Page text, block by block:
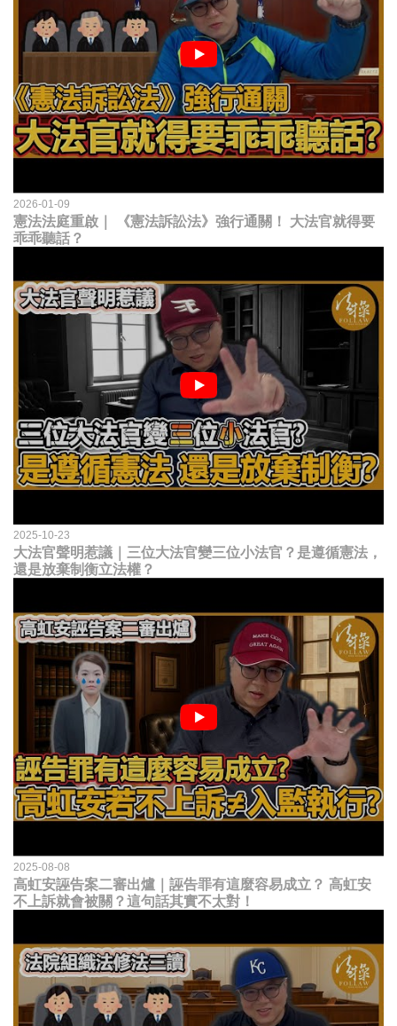
2026-01-09
憲法法庭重啟｜ 《憲法訴訟法》強行通關！ 大法官就得要
乖乖聽話？
2025-10-23
大法官聲明惹議｜三位大法官變三位小法官？是遵循憲法，
還是放棄制衡立法權？
2025-08-08
高虹安誣告案二審出爐｜誣告罪有這麼容易成立？ 高虹安
不上訴就會被關？這句話其實不太對！